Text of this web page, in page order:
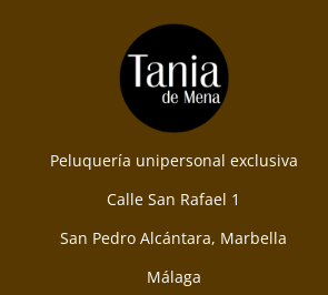
Peluquería unipersonal exclusiva
Calle San Rafael 1
San Pedro Alcántara, Marbella
Málaga